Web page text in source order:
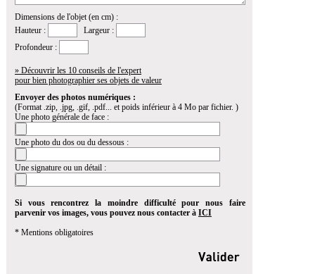
Dimensions de l'objet (en cm) :
Hauteur :
Largeur :
Profondeur :
» Découvrir les 10 conseils de l'expert
pour bien photographier ses objets de valeur
Envoyer des photos numériques :
(Format .zip, .jpg, .gif, .pdf... et poids inférieur à 4 Mo par fichier. )
Une photo générale de face :
Une photo du dos ou du dessous :
Une signature ou un détail :
Si vous rencontrez la moindre difficulté pour nous faire
parvenir vos images, vous pouvez nous contacter à ICI
* Mentions obligatoires